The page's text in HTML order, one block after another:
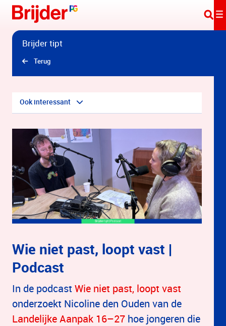
Overslaan en naar hoofdinhoud gaan
Brijder tipt
Terug
Ook interessant
Wie niet past, loopt vast |
Podcast
In de podcast Wie niet past, loopt vast
onderzoekt Nicoline den Ouden van de
Landelijke Aanpak 16–27 hoe jongeren die